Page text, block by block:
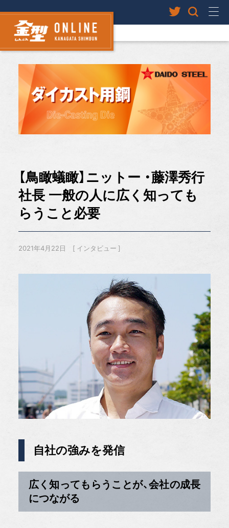
【鳥瞰蟻瞰】ニットー ・藤澤秀行
社長 一般の人に広く知っても
らうこと必要
2021年4月22日 インタビュー
自社の強みを発信
広く知ってもらうことが、会社の成長
につながる